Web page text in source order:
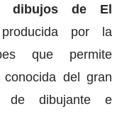
dibujos de El
por la
que permite
del gran
de dibujante e